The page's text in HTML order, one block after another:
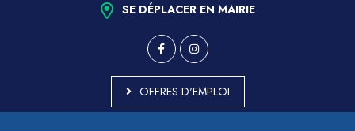
SE DÉPLACER EN MAIRIE
OFFRES D'EMPLOI